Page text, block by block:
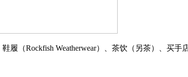
履（Rockfish Weatherwear）、茶饮（另茶）、买手